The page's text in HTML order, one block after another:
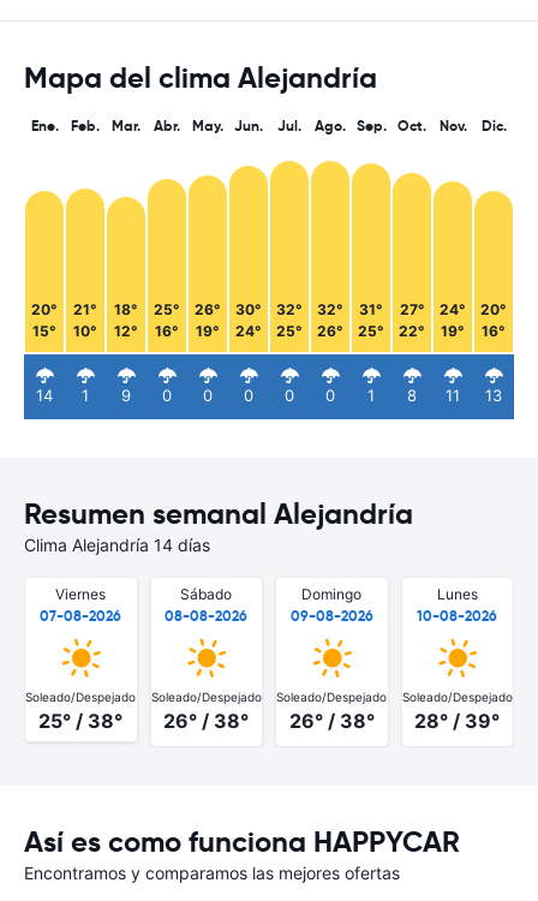
Mapa del clima Alejandría
Ene.
20°
15°
14
Feb.
21°
10°
1
Mar.
18°
12°
9
Abr.
25°
16°
0
May.
26°
19°
0
Jun.
30°
24°
0
Jul.
32°
25°
0
Ago.
32°
26°
0
Sep.
31°
25°
1
Oct.
27°
22°
8
Nov.
24°
19°
11
Dic.
20°
16°
13
Resumen semanal Alejandría
Clima Alejandría 14 días
Viernes
07-08-2026
Soleado/Despejado
25° / 38°
Sábado
08-08-2026
Soleado/Despejado
26° / 38°
Domingo
09-08-2026
Soleado/Despejado
26° / 38°
Lunes
10-08-2026
Soleado/Despejado
28° / 39°
Así es como funciona HAPPYCAR
Encontramos y comparamos las mejores ofertas